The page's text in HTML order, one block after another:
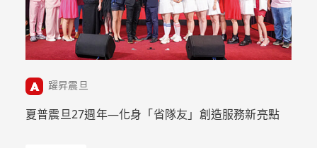
躍昇震旦
夏普震旦27週年—化身「省隊友」創造服務新亮點